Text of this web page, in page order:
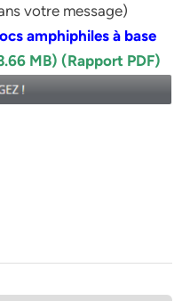
votre message)
amphiphiles à base
MB) (Rapport PDF)